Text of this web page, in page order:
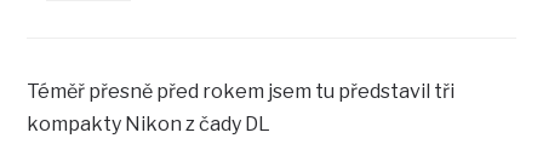
Téměř přesně před rokem jsem tu představil tři
kompakty Nikon z čady DL